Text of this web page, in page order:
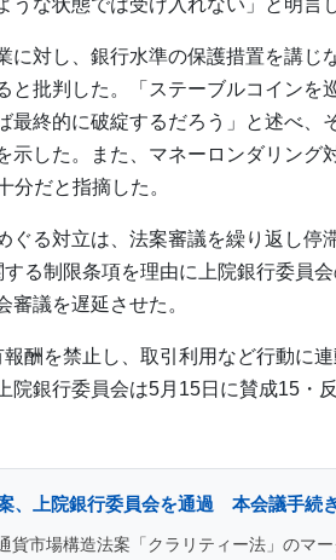
な状態では受け入れない」と明言し
に対し、銀行水準の保護措置を講じ
と批判した。「ステーブルコインを
最終的に破綻するだろう」と述べ、
した。また、マネーロンダリング
分だと指摘した。
る対立は、法案審議を繰り返し停
る制限条項を理由に上院銀行委員会
議を遅延させた。
酬を禁止し、取引利用など行動に
院銀行委員会は5月15日に賛成15・
、上院銀行委員会を通過 本会議手続
市場構造法案「クラリティー法」のマー